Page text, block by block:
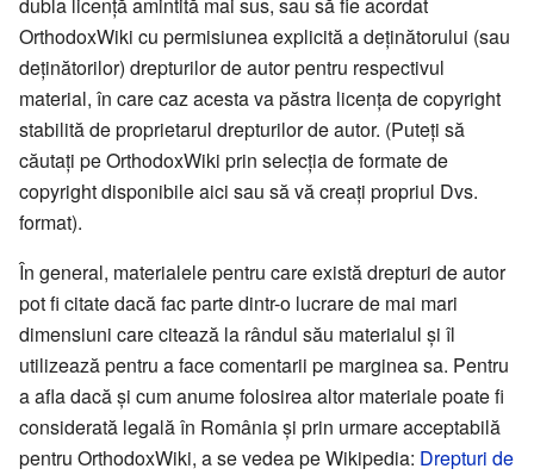
OrthodoxWiki cu permisiunea explicită a deținătorului (sau
deținătorilor) drepturilor de autor pentru respectivul
material, în care caz acesta va păstra licența de copyright
stabilită de proprietarul drepturilor de autor. (Puteți să
căutați pe OrthodoxWiki prin selecția de formate de
copyright disponibile aici sau să vă creați propriul Dvs.
format).
În general, materialele pentru care există drepturi de autor
pot fi citate dacă fac parte dintr-o lucrare de mai mari
dimensiuni care citează la rândul său materialul și îl
utilizează pentru a face comentarii pe marginea sa. Pentru
a afla dacă și cum anume folosirea altor materiale poate fi
considerată legală în România și prin urmare acceptabilă
pentru OrthodoxWiki, a se vedea pe Wikipedia: Drepturi de